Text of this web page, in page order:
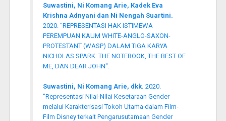
Suwastini, Ni Komang Arie, Kadek Eva
Krishna Adnyani dan Ni Nengah Suartini.
2020. "REPRESENTASI HAK ISTIMEWA
PEREMPUAN KAUM WHITE-ANGLO-SAXON-
PROTESTANT (WASP) DALAM TIGA KARYA
NICHOLAS SPARK: THE NOTEBOOK, THE BEST OF
ME, DAN DEAR JOHN".
Suwastini, Ni Komang Arie, dkk. 2020.
"Representasi Nilai-Nilai Kesetaraan Gender
melalui Karakterisasi Tokoh Utama dalam Film-
Film Disney terkait Pengarusutamaan Gender